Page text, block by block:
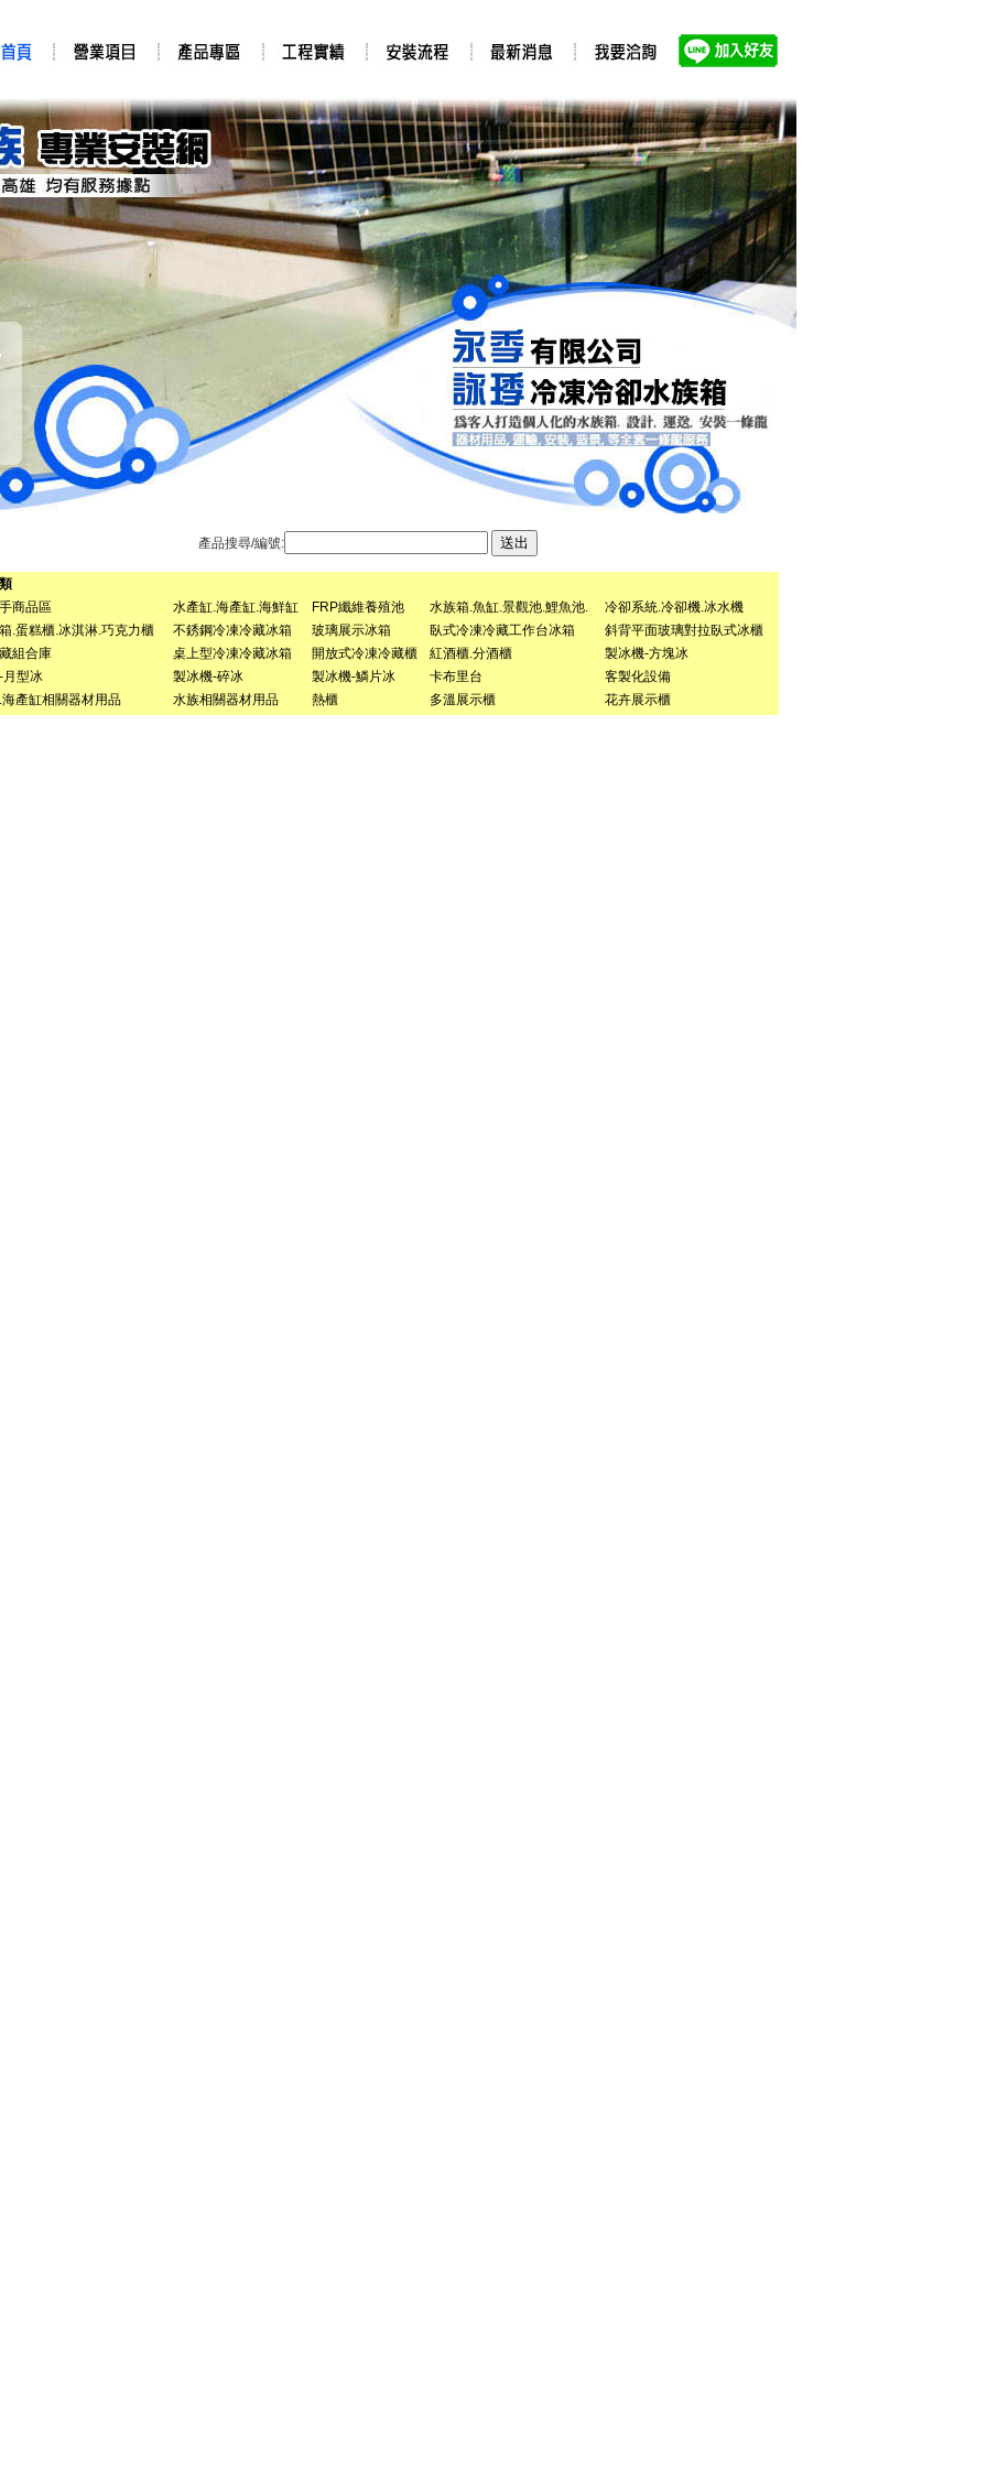
產品搜尋/編號:
商品區
水產缸.海產缸.海鮮缸 FRP纖維養殖池 水族箱.魚缸.景觀池.鯉魚池.
冷卻系統.冷卻機.冰水機
.蛋糕櫃.冰淇淋.巧克力櫃
不銹鋼冷凍冷藏冰箱 玻璃展示冰箱 臥式冷凍冷藏工作台冰箱
斜背平面玻璃對拉臥式冰櫃
組合庫
桌上型冷凍冷藏冰箱 開放式冷凍冷藏櫃 紅酒櫃.分酒櫃
製冰機-方塊冰
月型冰
製冰機-碎冰 製冰機-鱗片冰 卡布里台
客製化設備
產缸相關器材用品
水族相關器材用品 熱櫃 多溫展示櫃 花卉展示櫃